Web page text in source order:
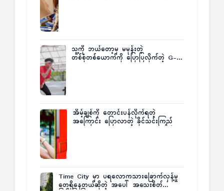
သူ့ကို ဘယ်တော့မှ မမုန်းတဲ့
တစ်စုံတစ်ယောက်ကို ပြောပြလိုက်တဲ့ G-
အိမ့်ချစ်ကို တောင်းပန်လိုက်ရတဲ့
အကြောင်း ပြောလာတဲ့ ခိုင်သင်းကြည်
Time City မှာ ပရလောကသားခြောက်လှန့်မှု
တွေရှိနေတယ်ဆိုတဲ့ အပေါ် အသေးစိတ်